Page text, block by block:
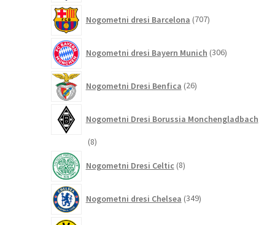
Nogometni dresi Barcelona 707izdelkov
Nogometni dresi Bayern Munich 306izdelkov
Nogometni Dresi Benfica 26izdelkov
Nogometni Dresi Borussia Monchengladbach
88
Nogometni Dresi Celtic 8izdelkov
Nogometni dresi Chelsea 349izdelkov